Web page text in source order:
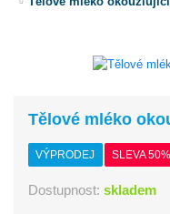
Tělové mléko
VÝPRODEJ SLEVA 50%
Dostupnost:skladem